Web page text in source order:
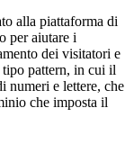
alla piattaforma di
per aiutare i
dei visitatori e
pattern, in cui il
numeri e lettere, che
che imposta il